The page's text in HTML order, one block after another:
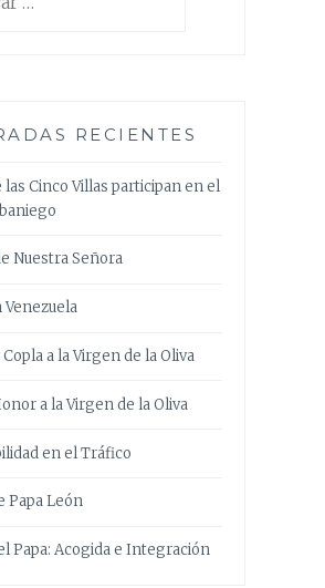
RECIENTES
las Cinco Villas participan en el
Nuestra Señora
Venezuela
a la Virgen de la Oliva
a la Virgen de la Oliva
en el Tráfico
Papa León
Papa: Acogida e Integración